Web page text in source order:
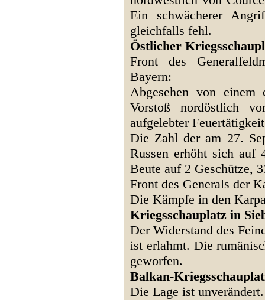
Ein schwächerer
gleichfalls fehl.
Östlicher
Front des
Bayern:
Abgesehen von einem
Vorstoß nordöstlich
aufgelebter
Die Zahl der am 27.
Russen erhöht sich auf
Beute auf 2 Geschütze,
Front des Generals der
Die Kämpfe in den
Kriegsschauplatz in
Der Widerstand des
ist erlahmt. Die
geworfen.
Balkan-
Die Lage ist unverändert.